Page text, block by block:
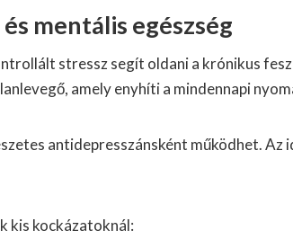
mentális egészség
stressz segít oldani a krónikus
amely enyhíti a mindennapi
antidepresszánsként működhet. Az
kis kockázatoknál: